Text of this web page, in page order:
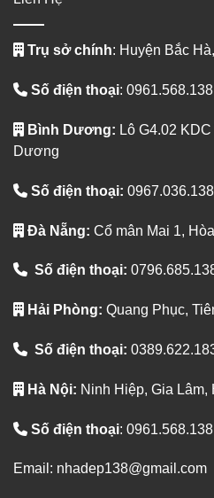
Trụ sở chính: Huyện Bắc
Số điện thoại: 0961.568.138
Bình Dương: Lô G4.02
Dương
Số điện thoại: 0967.036.138
Đà Nẵng: Cổ mân Mai 1,
Số điện thoại:
Hải Phòng: Quang Phục,
Số điện thoại:
Hà Nội: Ninh Hiệp, Gia Lâm,
Số điện thoại: 0961.568.138
Email: nhadep138@gmail.com